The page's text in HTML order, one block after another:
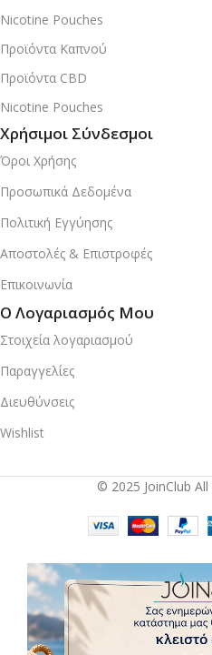
Nicotine Pouches
Προϊόντα Καπνού
Προϊόντα CBD
Nicotine Pouches
Χρήσιμοι Σύνδεσμοι
Όροι Χρήσης
Προσωπικά Δεδομένα
Πολιτική Εγγύησης
Αποστολές & Επιστροφές
Επικοινωνία
Ο Λογαριασμός Μου
Στοιχεία λογαριασμού
Παραγγελίες
Διευθύνσεις
Wishlist
© 2025 JoinClub